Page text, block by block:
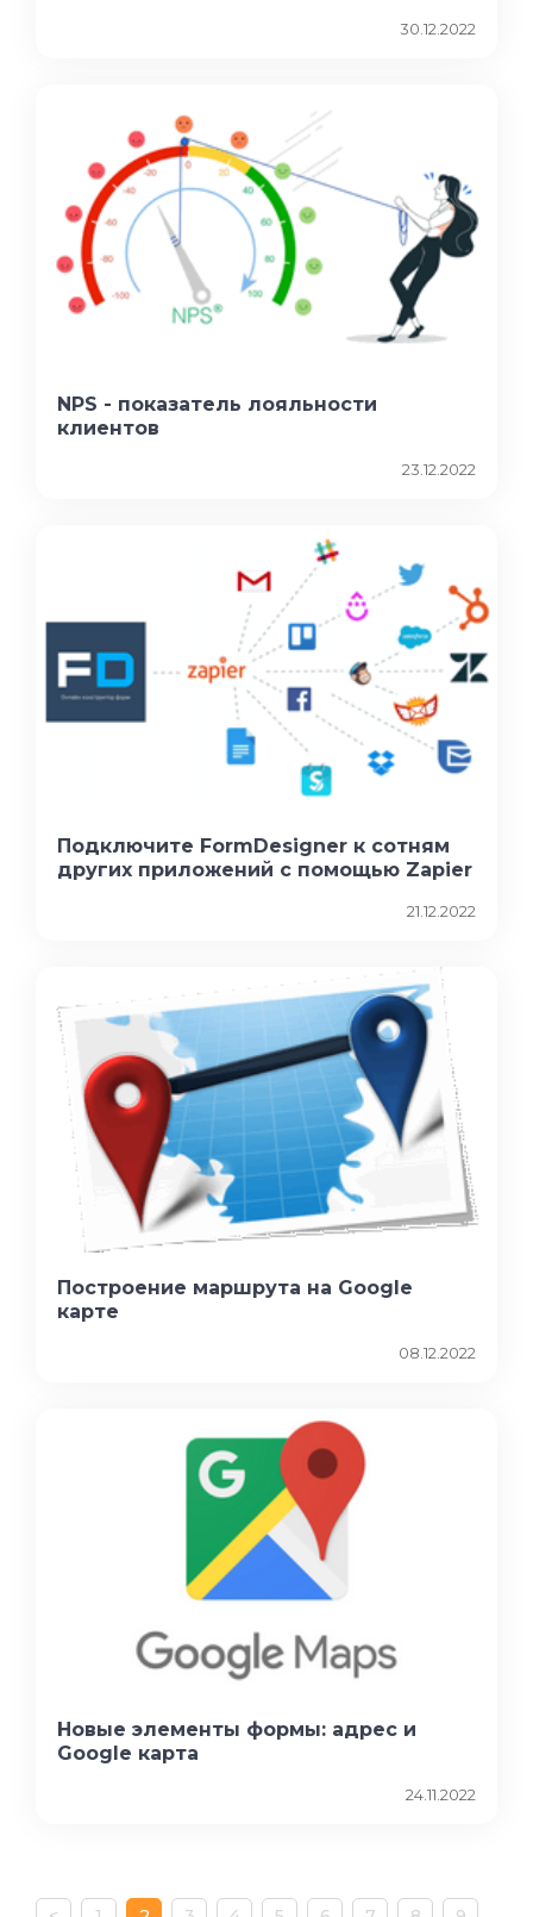
30.12.2022
NPS - показатель лояльности
клиентов
23.12.2022
Подключите FormDesigner к сотням
других приложений с помощью Zapier
21.12.2022
Построение маршрута на Google
карте
08.12.2022
Новые элементы формы: адрес и
Google карта
24.11.2022